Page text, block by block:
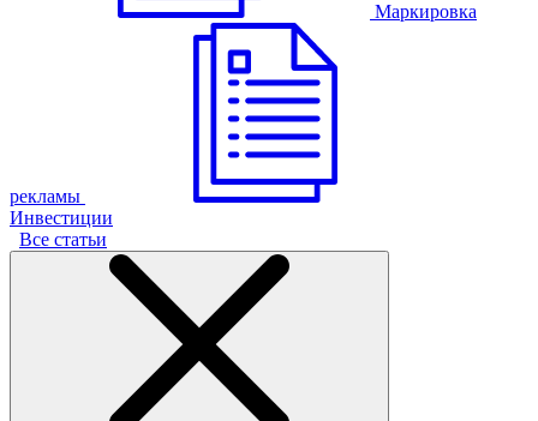
Маркировка
рекламы
Инвестиции
Все статьи